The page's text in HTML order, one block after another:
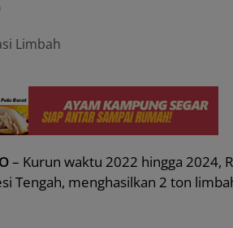
Limbah
– Kurun waktu 2022 hingga 2024,
Tengah, menghasilkan 2 ton